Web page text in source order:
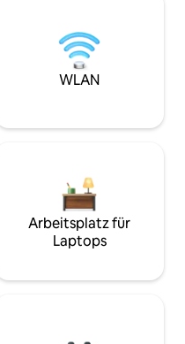
WLAN
Arbeitsplatz für
Laptops